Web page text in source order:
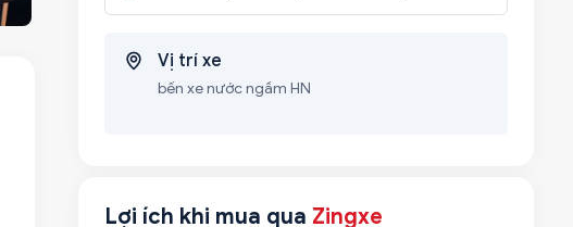
Vị trí xe
bến xe nước ngầm HN
Lợi ích khi mua qua Zingxe